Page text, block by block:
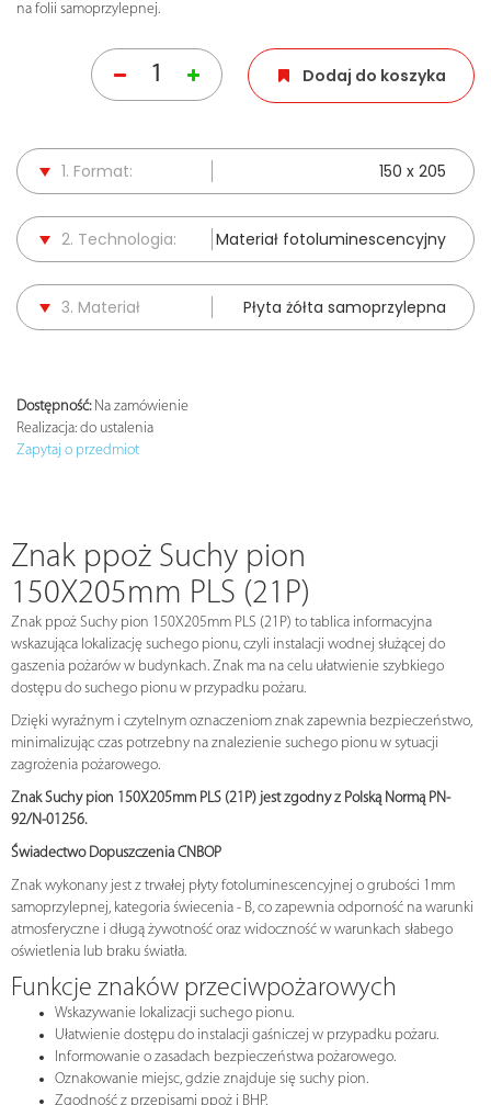
na folii samoprzylepnej.
Dodaj do koszyka
1. Format: 150 x 205
2. Technologia: Materiał fotoluminescencyjny
3. Materiał Płyta żółta samoprzylepna
Dostępność:Na zamówienie
Realizacja: do ustalenia
Zapytaj o przedmiot
Znak ppoż Suchy pion
150X205mm PLS (21P)
Znak ppoż Suchy pion 150X205mm PLS (21P) to tablica informacyjna
wskazująca lokalizację suchego pionu, czyli instalacji wodnej służącej do
gaszenia pożarów w budynkach. Znak ma na celu ułatwienie szybkiego
dostępu do suchego pionu w przypadku pożaru.
Dzięki wyraźnym i czytelnym oznaczeniom znak zapewnia bezpieczeństwo,
minimalizując czas potrzebny na znalezienie suchego pionu w sytuacji
zagrożenia pożarowego.
Znak Suchy pion 150X205mm PLS (21P) jest zgodny z Polską Normą PN-
92/N-01256.
Świadectwo Dopuszczenia CNBOP
Znak wykonany jest z trwałej płyty fotoluminescencyjnej o grubości 1mm
samoprzylepnej, kategoria świecenia - B, co zapewnia odporność na warunki
atmosferyczne i długą żywotność oraz widoczność w warunkach słabego
oświetlenia lub braku światła.
Funkcje znaków przeciwpożarowych
Wskazywanie lokalizacji suchego pionu.
Ułatwienie dostępu do instalacji gaśniczej w przypadku pożaru.
Informowanie o zasadach bezpieczeństwa pożarowego.
Oznakowanie miejsc, gdzie znajduje się suchy pion.
Zgodność z przepisami ppoż i BHP.